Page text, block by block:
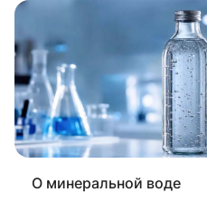
О минеральной воде